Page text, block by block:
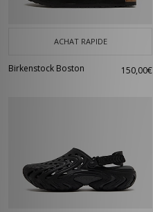
ACHAT RAPIDE
Birkenstock Boston 150,00€